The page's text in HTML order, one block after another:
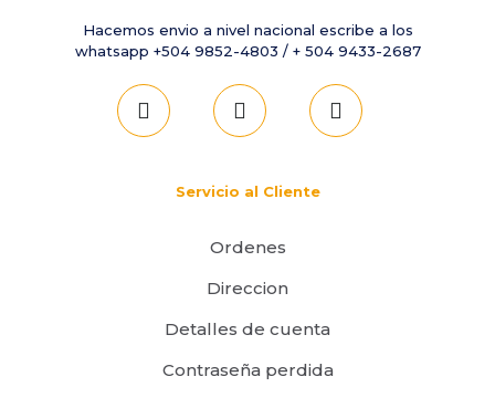
Hacemos envio a nivel nacional escribe a los
whatsapp +504 9852-4803 / + 504 9433-2687
Servicio al Cliente
Ordenes
Direccion
Detalles de cuenta
Contraseña perdida